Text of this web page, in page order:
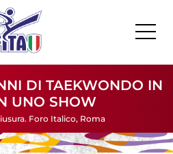
UNO SHOW
Foro Italico, Roma